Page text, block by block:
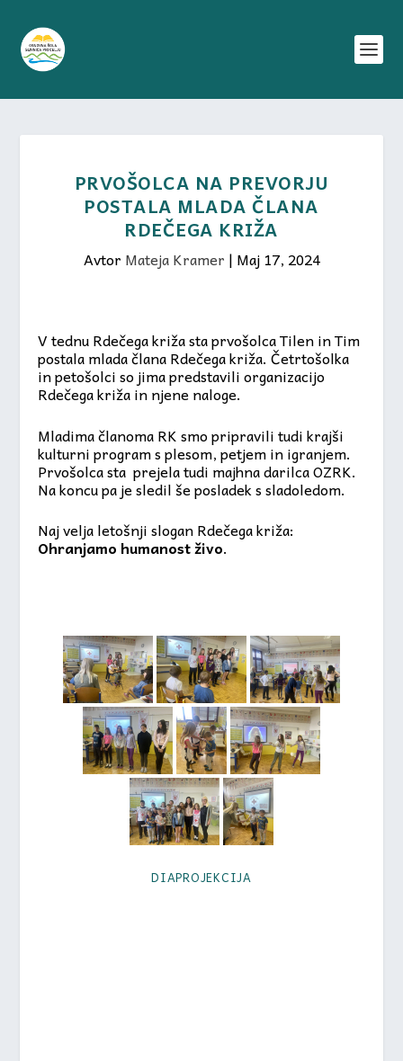
PRVOŠOLCA NA PREVORJU
POSTALA MLADA ČLANA
RDEČEGA KRIŽA
Avtor Mateja Kramer | Maj 17, 2024
V tednu Rdečega križa sta prvošolca Tilen in Tim
postala mlada člana Rdečega križa. Četrtošolka
in petošolci so jima predstavili organizacijo
Rdečega križa in njene naloge.
Mladima članoma RK smo pripravili tudi krajši
kulturni program s plesom, petjem in igranjem.
Prvošolca sta prejela tudi majhna darilca OZRK.
Na koncu pa je sledil še posladek s sladoledom.
Naj velja letošnji slogan Rdečega križa:
Ohranjamo humanost živo.
DIAPROJEKCIJA